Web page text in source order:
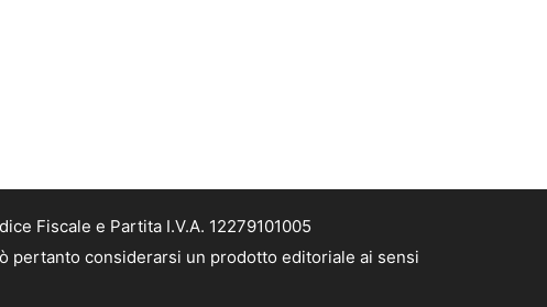
Fiscale e Partita I.V.A. 12279101005
pertanto considerarsi un prodotto editoriale ai sensi